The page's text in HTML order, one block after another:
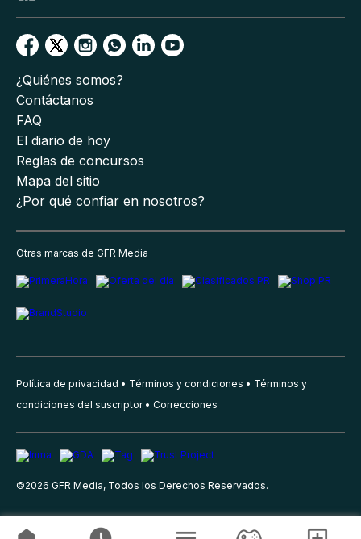
¿Quiénes somos?
Contáctanos
FAQ
El diario de hoy
Reglas de concursos
Mapa del sitio
¿Por qué confiar en nosotros?
Otras marcas de GFR Media
Política de privacidad Términos y condiciones
Términos y
condiciones del suscriptor
Correcciones
©2026 GFR Media, Todos los Derechos Reservados.